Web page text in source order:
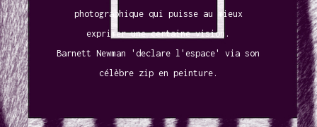
photogra phique qui puisse au mieux
exprimer une certaine vision .
Barnett Newman ' declare l ' espace' via son
célèbre zip en peinture.